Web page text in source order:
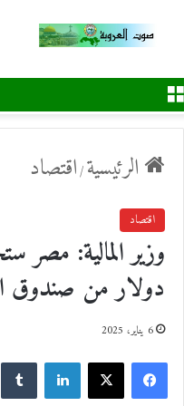
الرئيسية/اقتصاد
اقتصاد
دولار من صندوق
6 يناير، 2025